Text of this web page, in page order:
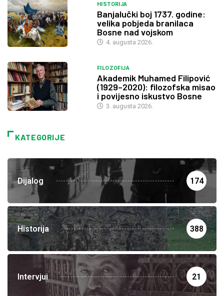
HISTORIJA
Banjalučki boj 1737. godine:
velika pobjeda branilaca
Bosne nad vojskom
4. augusta 2026.
FILOZOFIJA
Akademik Muhamed Filipović
(1929–2020): filozofska misao
i povijesno iskustvo Bosne
3. augusta 2026.
KATEGORIJE
Dijalog 174
Historija 388
Intervjui 21